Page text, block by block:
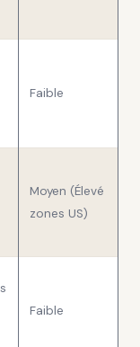
Faible
Moyen (Élevé
zones US)
Faible